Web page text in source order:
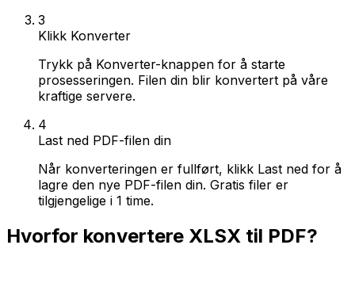
3
Klikk Konverter
Trykk på Konverter-knappen for å starte
prosesseringen. Filen din blir konvertert på våre
kraftige servere.
4
Last ned PDF-filen din
Når konverteringen er fullført, klikk Last ned for å
lagre den nye PDF-filen din. Gratis filer er
tilgjengelige i 1 time.
Hvorfor konvertere XLSX til PDF?